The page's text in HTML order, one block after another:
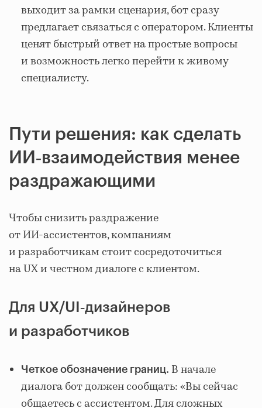
выходит за рамки сценария, бот сразу
предлагает связаться с оператором. Клиенты
ценят быстрый ответ на простые вопросы
и возможность легко перейти к живому
специалисту.
Пути решения: как сделать
ИИ‑взаимодействия менее
раздражающими
Чтобы снизить раздражение
от ИИ‑ассистентов, компаниям
и разработчикам стоит сосредоточиться
на UX и честном диалоге с клиентом.
Для UX/UI‑дизайнеров
и разработчиков
Четкое обозначение границ. В начале
диалога бот должен сообщать: «Вы сейчас
общаетесь с ассистентом. Для сложных